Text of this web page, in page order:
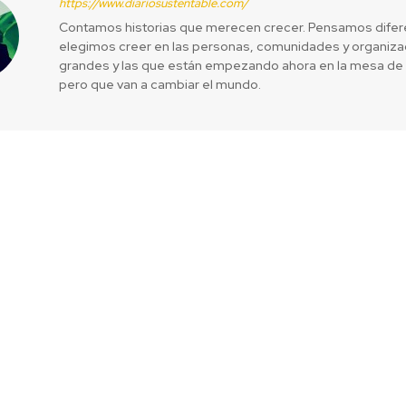
https://www.diariosustentable.com/
Contamos historias que merecen crecer. Pensamos
elegimos creer en las personas, comunidades y
grandes y las que están empezando ahora en la mesa
pero que van a cambiar el mundo.